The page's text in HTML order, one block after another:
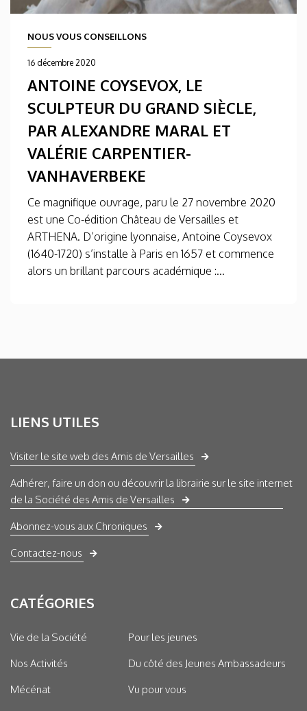
NOUS VOUS CONSEILLONS
16 décembre 2020
ANTOINE COYSEVOX, LE
SCULPTEUR DU GRAND SIÈCLE,
PAR ALEXANDRE MARAL ET
VALÉRIE CARPENTIER-
VANHAVERBEKE
Ce magnifique ouvrage, paru le 27 novembre 2020
est une Co-édition Château de Versailles et
ARTHENA. D’origine lyonnaise, Antoine Coysevox
(1640-1720) s’installe à Paris en 1657 et commence
alors un brillant parcours académique :...
LIENS UTILES
Visiter le site web des Amis de Versailles
Adhérer, faire un don ou découvrir la librairie sur le site internet
de la Société des Amis de Versailles
Abonnez-vous aux Chroniques
Contactez-nous
CATÉGORIES
Vie de la Société
Nos Activités
Mécénat
Pour les jeunes
Du côté des Jeunes Ambassadeurs
Vu pour vous